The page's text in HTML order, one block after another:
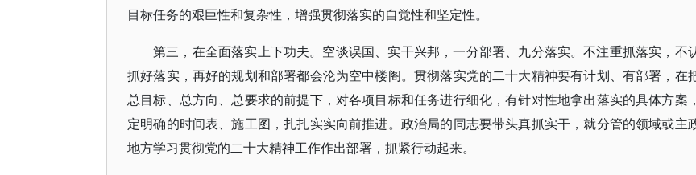
目标任务的艰巨性和复杂性，增强贯彻落实的自觉性和坚定性。
第三，在全面落实上下功夫。空谈误国、实干兴邦，一分部署、九分落实。不注重抓落实，不
抓好落实，再好的规划和部署都会沦为空中楼阁。贯彻落实党的二十大精神要有计划、有部署，在
总目标、总方向、总要求的前提下，对各项目标和任务进行细化，有针对性地拿出落实的具体方案
定明确的时间表、施工图，扎扎实实向前推进。政治局的同志要带头真抓实干，就分管的领域或主
地方学习贯彻党的二十大精神工作作出部署，抓紧行动起来。